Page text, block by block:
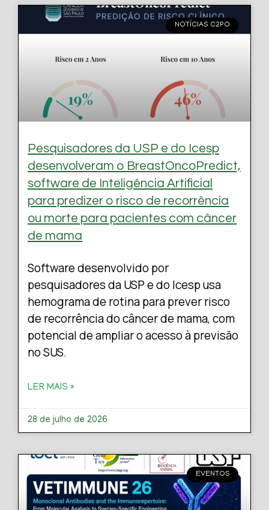
NOTÍCIAS C2PO
Pesquisadores da USP e do Icesp
desenvolveram o BreastOncoPredict,
software de Inteligência Artificial
para predizer o risco de recorrência
ou morte para pacientes com câncer
de mama
Software desenvolvido por
pesquisadores da USP e do Icesp usa
hemograma de rotina para prever risco
de recorrência do câncer de mama, com
potencial de ampliar o acesso à previsão
no SUS.
LER MAIS »
28 de julho de 2026
EVENTOS